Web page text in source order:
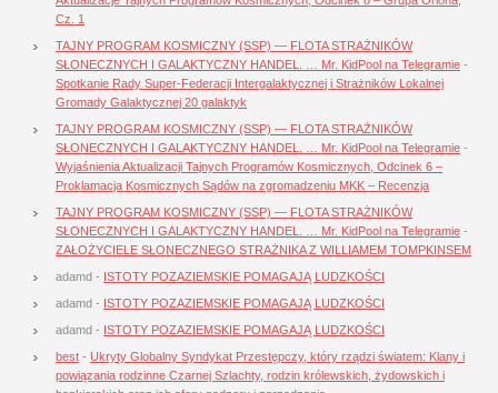
Cz. 1
TAJNY PROGRAM KOSMICZNY (SSP) — FLOTA STRAŻNIKÓW
SŁONECZNYCH I GALAKTYCZNY HANDEL. … Mr. KidPool na Telegramie -
Spotkanie Rady Super-Federacji Intergalaktycznej i Strażników Lokalnej
Gromady Galaktycznej 20 galaktyk
TAJNY PROGRAM KOSMICZNY (SSP) — FLOTA STRAŻNIKÓW
SŁONECZNYCH I GALAKTYCZNY HANDEL. … Mr. KidPool na Telegramie -
Wyjaśnienia Aktualizacji Tajnych Programów Kosmicznych, Odcinek 6 –
Proklamacja Kosmicznych Sądów na zgromadzeniu MKK – Recenzja
TAJNY PROGRAM KOSMICZNY (SSP) — FLOTA STRAŻNIKÓW
SŁONECZNYCH I GALAKTYCZNY HANDEL. … Mr. KidPool na Telegramie -
ZAŁOŻYCIELE SŁONECZNEGO STRAŻNIKA Z WILLIAMEM TOMPKINSEM
adamd - ISTOTY POZAZIEMSKIE POMAGAJĄ LUDZKOŚCI
adamd - ISTOTY POZAZIEMSKIE POMAGAJĄ LUDZKOŚCI
adamd - ISTOTY POZAZIEMSKIE POMAGAJĄ LUDZKOŚCI
best - Ukryty Globalny Syndykat Przestępczy, który rządzi światem: Klany i
powiązania rodzinne Czarnej Szlachty, rodzin królewskich, żydowskich i